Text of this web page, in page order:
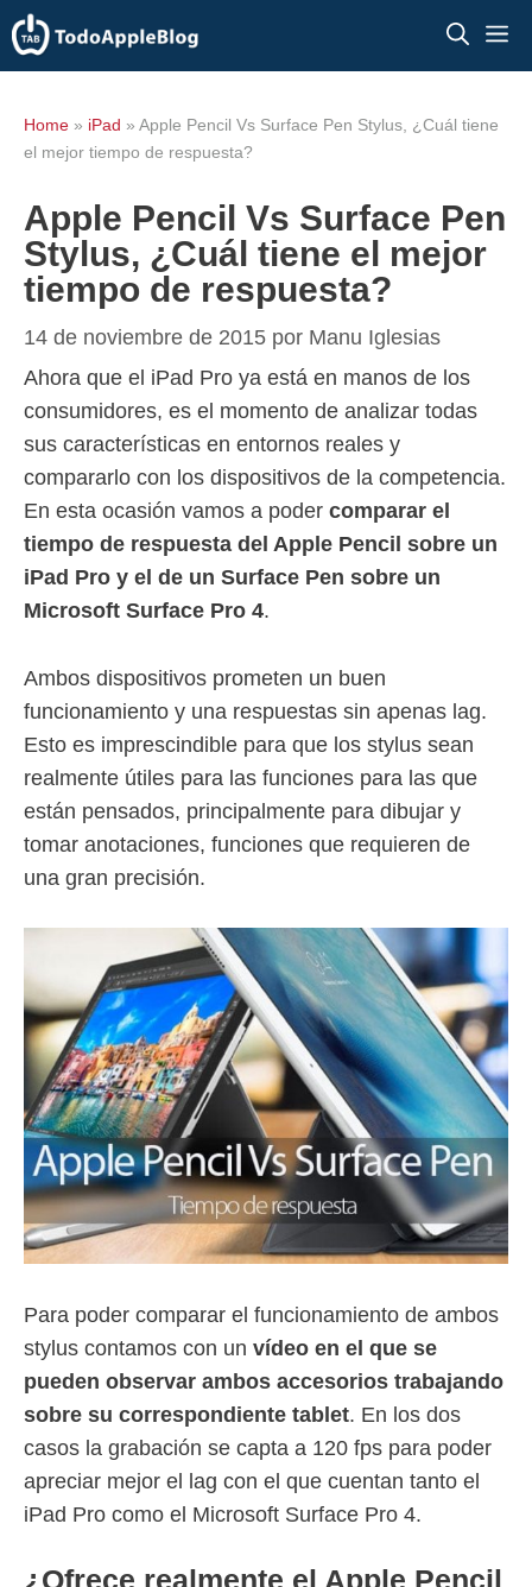
Saltar
al
Home » iPad » Apple Pencil Vs Surface Pen Stylus, ¿Cuál tiene
el mejor tiempo de respuesta?
Apple Pencil Vs Surface Pen
Stylus, ¿Cuál tiene el mejor
tiempo de respuesta?
14 de noviembre de 2015 por Manu Iglesias
Ahora que el iPad Pro ya está en manos de los
consumidores, es el momento de analizar todas
sus características en entornos reales y
compararlo con los dispositivos de la competencia.
En esta ocasión vamos a poder comparar el
tiempo de respuesta del Apple Pencil sobre un
iPad Pro y el de un Surface Pen sobre un
Microsoft Surface Pro 4.
Ambos dispositivos prometen un buen
funcionamiento y una respuestas sin apenas lag.
Esto es imprescindible para que los stylus sean
realmente útiles para las funciones para las que
están pensados, principalmente para dibujar y
tomar anotaciones, funciones que requieren de
una gran precisión.
Para poder comparar el funcionamiento de ambos
stylus contamos con un vídeo en el que se
pueden observar ambos accesorios trabajando
sobre su correspondiente tablet. En los dos
casos la grabación se capta a 120 fps para poder
apreciar mejor el lag con el que cuentan tanto el
iPad Pro como el Microsoft Surface Pro 4.